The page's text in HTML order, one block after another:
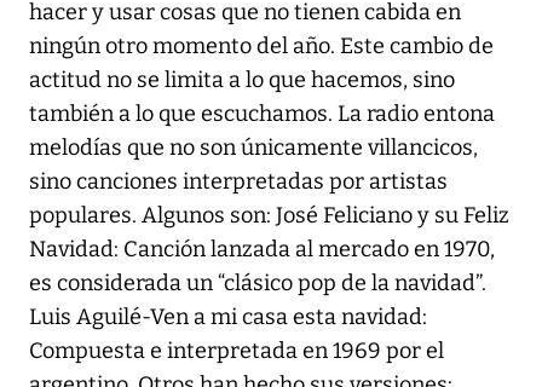
hacer y usar cosas que no tienen cabida en
ningún otro momento del año. Este cambio de
actitud no se limita a lo que hacemos, sino
también a lo que escuchamos. La radio entona
melodías que no son únicamente villancicos,
sino canciones interpretadas por artistas
populares. Algunos son: José Feliciano y su Feliz
Navidad: Canción lanzada al mercado en 1970,
es considerada un “clásico pop de la navidad”.
Luis Aguilé-Ven a mi casa esta navidad:
Compuesta e interpretada en 1969 por el